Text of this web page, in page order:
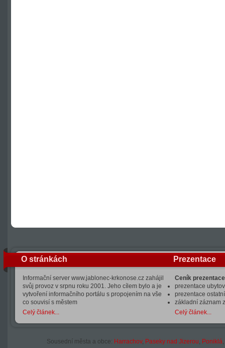
O stránkách
Informační server www.jablonec-krkonose.cz zahájil
svůj provoz v srpnu roku 2001. Jeho cílem bylo a je
vytvoření informačního portálu s propojením na vše
co souvisí s městem
Celý článek...
Prezentace
Ceník
prezentace
prezentace
základní záznam
Celý článek...
Sousední města a obce: Harrachov, Paseky nad Jizerou, Poniklá,